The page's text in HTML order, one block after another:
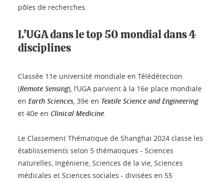
pôles de recherches.
L’UGA dans le top 50 mondial dans 4
disciplines
Classée 11e université mondiale en Télédétection
(Remote Sensing), l’UGA parvient à la 16e place mondiale
en Earth Sciences , 39e en Textile Science and Engineering
et 40e en Clinical Medicine
Le Classement Thématique de Shanghai 2024 classe les
établissements selon 5 thématiques - Sciences
naturelles, Ingénierie, Sciences de la vie, Sciences
médicales et Sciences sociales - divisées en 55